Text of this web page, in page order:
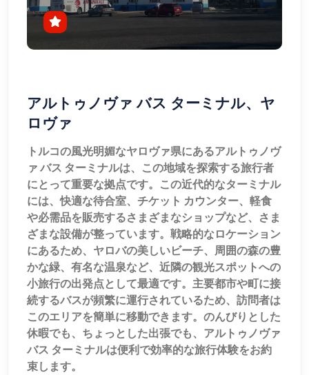
アルトゥノヴァ バス ターミナル、ヤ
ロヴァ
トルコの風光明媚なヤロヴァ県にあるアルトゥノヴ
ァ バス ターミナルは、この地域を探索する旅行者
にとって重要な拠点です。この近代的なターミナル
には、快適な待合室、チケット カウンター、軽食
や必需品を販売するさまざまなショップなど、さま
ざまな設備が整っています。戦略的なロケーション
にあるため、ヤロバの美しいビーチ、周囲の森の豊
かな緑、有名な温泉など、近隣の観光スポットへの
小旅行の出発点として最適です。主要都市や町に接
続するバスが頻繁に運行されているため、訪問者は
このエリアを簡単に移動できます。のんびりとした
休暇でも、ちょっとした出張でも、アルトゥノヴァ
バス ターミナルは便利で効率的な旅行体験をお約
束します。